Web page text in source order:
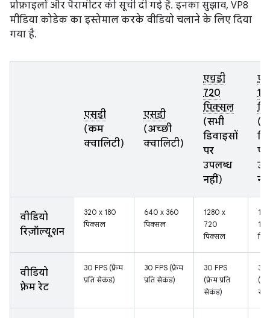
प्रोफ़ाइलों और पैरामीटर की सूची दी गई है. इनका सुझाव, VP8
मीडिया कोडेक का इस्तेमाल करके वीडियो चलाने के लिए दिया
गया है.
एसडी
(कम
क्वालिटी)
एसडी
(अच्छी
क्वालिटी)
एचडी
720
पिक्सल
(सभी
डिवाइसों
पर
उपलब्ध
नहीं)
पर
वीडियो
रिज़ॉल्यूशन
320 x 180
पिक्सल
640 x 360
पिक्सल
1280 x
720
पिक्सल
वीडियो
फ़्रेम रेट
30 FPS (फ़्रेम
प्रति सेकंड)
30 FPS (फ़्रेम
प्रति सेकंड)
30 FPS
(फ़्रेम प्रति
सेकंड)
30